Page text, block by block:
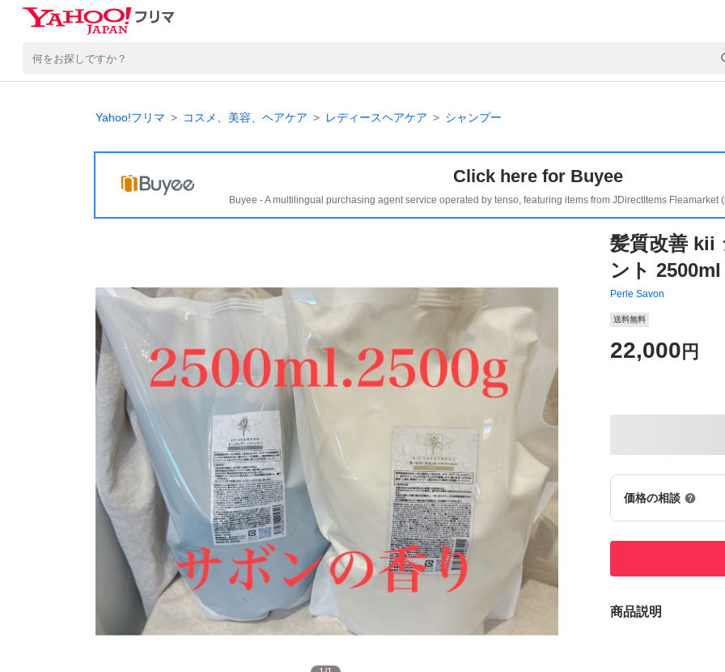
Yahoo!フリマ コスメ、美容、ヘアケア レディースヘアケア シャンプー
Click here for Buyee
Buyee - A multilingual purchasing agent service operated by tenso, featuring items from JDirectItems Fleamarket
髪質改善 kii
ント
Perle Savon
送料無料
22,000 円
価格の相談
商品説明